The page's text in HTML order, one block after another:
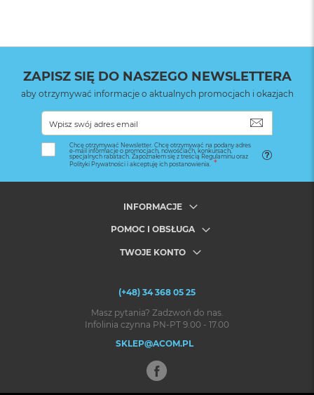
ZAPISZ SIĘ DO NASZEGO NEWSLETTERA
aby otrzymywać informacje o aktualnych promocjach i okazjach
Chcę otrzymywać Newsletter. Chcę otrzymywać na podany adres
e-mail informacje o promocjach, nowościach, konkursach,
specjalnych rabatach. Zapoznałem się z treścią Regulaminu oraz
Polityki Prywatności i akceptuję ich postanowienia.
INFORMACJE
POMOC I OBSŁUGA
TWOJE KONTO
(+48) 34 368 05 25
Masz pytania? Zadzwoń do nas.
Infolinia czynna PN-PT 9.00 - 17.00
SKLEP@ACOM.PL